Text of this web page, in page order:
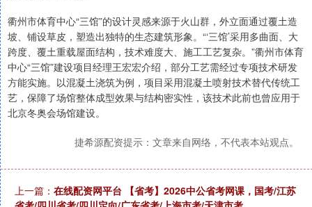
衢州市体育中心“三馆”的设计灵感来源于火山群，外立面通过覆土造
坡、铺设草皮，塑造出独特的生态建筑形象。“‘三馆’采用多曲面、大
跨度、覆土重载屋面结构，技术难度大、施工工艺复杂。”衢州市体育
中心“三馆”建设项目经理王宏宏介绍，部分工艺需经过专项技术研发
方能实施。以混凝土浇筑为例，项目采用混凝土喷射技术替代传统工
艺，保障了场馆整体成型效果与结构密实性，该技术此前也曾应用于
北京冬奥会场馆建设。
捷希源配资提示：文章来自网络，不代表本站观点。
上一篇： 在线配资网平台 【省考】2026中公省考网课，国考/江苏